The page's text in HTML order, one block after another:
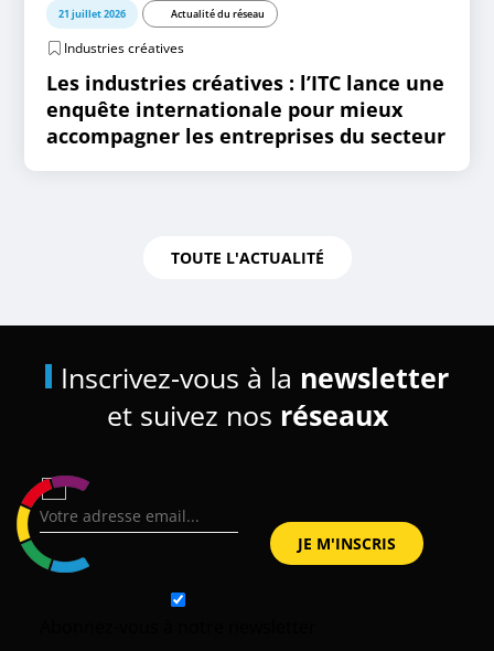
21 juillet 2026 Actualité du réseau
Industries créatives
Les industries créatives : l’ITC lance une
enquête internationale pour mieux
accompagner les entreprises du secteur
TOUTE L'ACTUALITÉ
Inscrivez-vous à la newsletter
et suivez nos réseaux